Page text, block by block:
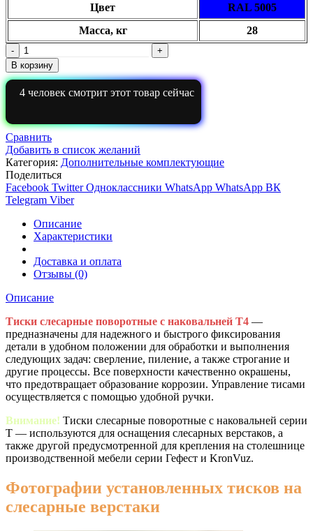
Цвет
RAL 5005
Масса, кг
28
Количество
Тиски
слесарные
поворотные
с
Т4
(200
мм)
В корзину
4 человек смотрит этот товар сейчас
Сравнить
Добавить в список желаний
Категория: Дополнительные комплектующие
Поделиться
Facebook Twitter Одноклассники WhatsApp WhatsApp ВК
Telegram Viber
Описание
Характеристики
Доставка и оплата
Отзывы (0)
Описание
Тиски слесарные поворотные с наковальней Т4 —
предназначены для надежного и быстрого фиксирования
детали в удобном положении для обработки и выполнения
следующих задач: сверление, пиление, а также строгание и
другие процессы. Все поверхности качественно окрашены,
что предотвращает образование коррозии. Управление тисами
осуществляется с помощью удобной ручки.
Внимание! Тиски слесарные поворотные с наковальней серии
Т — используются для оснащения слесарных верстаков, а
также другой предусмотренной для крепления на столешнице
производственной мебели серии Гефест и KronVuz.
Фотографии установленных тисков на
слесарные верстаки